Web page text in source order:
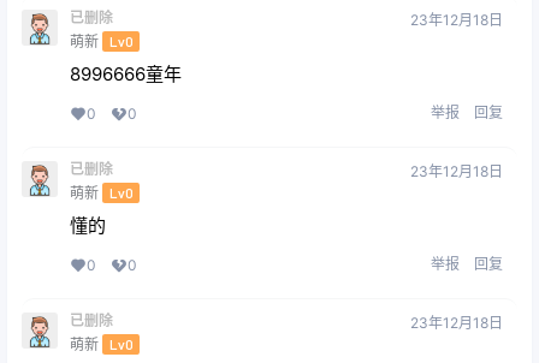
已删除
萌新 Lv0
23年12月18日
8996666童年
0 0 举报 回复
已删除
萌新 Lv0
23年12月18日
懂的
0 0 举报 回复
已删除
萌新 Lv0
23年12月18日